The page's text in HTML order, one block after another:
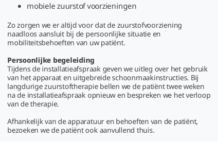
mobiele zuurstof voorzieningen
Zo zorgen we er altijd voor dat de zuurstofvoorziening
naadloos aansluit bij de persoonlijke situatie en
mobiliteitsbehoeften van uw patiënt.
Persoonlijke begeleiding
Tijdens de installatieafspraak geven we uitleg over het gebruik
van het apparaat en uitgebreide schoonmaakinstructies. Bij
langdurige zuurstoftherapie bellen we de patiënt twee weken
na de installatieafspraak opnieuw en bespreken we het verloop
van de therapie.
Afhankelijk van de apparatuur en behoeften van de patiënt,
bezoeken we de patiënt ook aanvullend thuis.